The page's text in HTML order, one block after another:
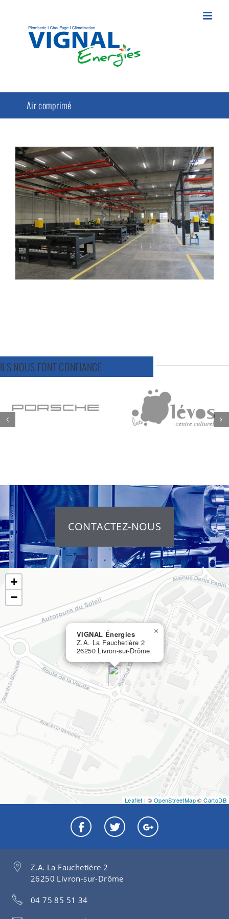
contenu
Air comprimé
GPA
ILS NOUS FONT CONFIANCE
CONTACTEZ-NOUS
VIGNAL Énergies
Z.A. La Fauchetière 2
26250 Livron-sur-Drôme
×
+
−
Leaflet | © OpenStreetMap©CartoDB
Z.A. La Fauchetière 2
26250 Livron-sur-Drôme
04 75 85 51 34